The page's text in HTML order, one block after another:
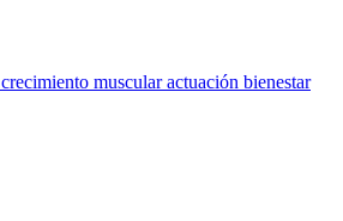
crecimiento muscularactuación bienestar